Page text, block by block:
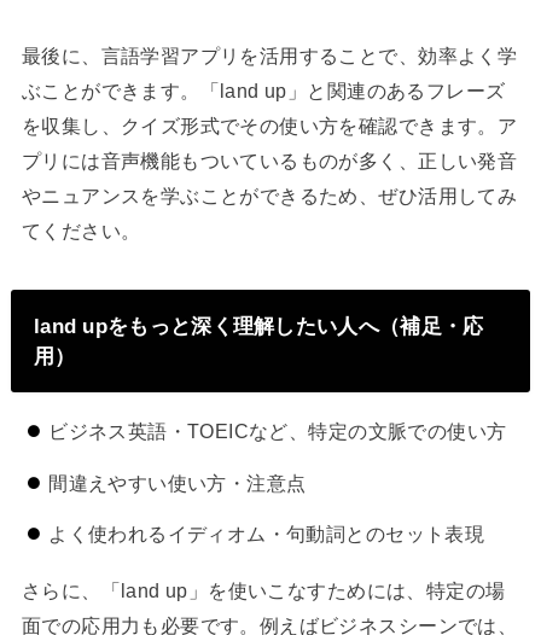
最後に、言語学習アプリを活用することで、効率よく学
ぶことができます。「land up」と関連のあるフレーズ
を収集し、クイズ形式でその使い方を確認できます。ア
プリには音声機能もついているものが多く、正しい発音
やニュアンスを学ぶことができるため、ぜひ活用してみ
てください。
land upをもっと深く理解したい人へ（補足・応
用）
ビジネス英語・TOEICなど、特定の文脈での使い方
間違えやすい使い方・注意点
よく使われるイディオム・句動詞とのセット表現
さらに、「land up」を使いこなすためには、特定の場
面での応用力も必要です。例えばビジネスシーンでは、